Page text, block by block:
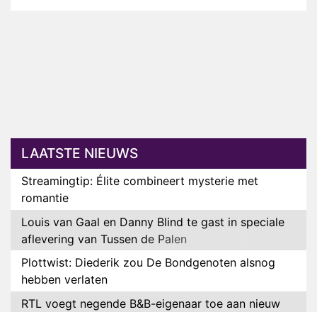
LAATSTE NIEUWS
Streamingtip: Élite combineert mysterie met
romantie
Louis van Gaal en Danny Blind te gast in speciale
aflevering van Tussen de Palen
Plottwist: Diederik zou De Bondgenoten alsnog
hebben verlaten
RTL voegt negende B&B-eigenaar toe aan nieuw